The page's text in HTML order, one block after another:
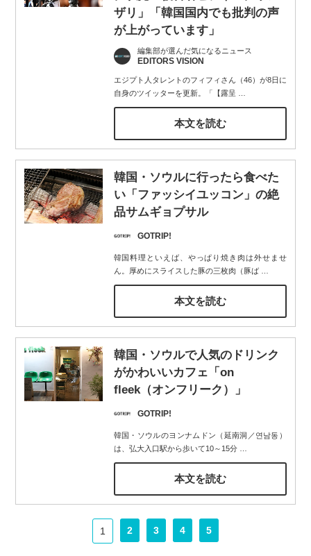
ザリ」「韓国国内でも批判の声
が上がっています」
編集部が選んだ気になるニュース
EDITORS VISION
エジプト人タレントのフィフィさん（46）が8日に
自身のツイッターを更新。「【露呈
本文を読む
韓国・ソウルに行ったら食べた
い「ファッシイユッコン」の絶
品サムギョプサル
GOTRIP!
韓国料理といえば、やっぱり焼き肉は外せませ
ん。厚めにスライスした豚の三枚肉（豚ば…
本文を読む
韓国・ソウルで人気のドリンク
がかわいいカフェ「on
fleek（オンフリーク）」
GOTRIP!
韓国・ソウルのヨンナムドン（延南洞／연남동）
は、弘大入口駅から歩いて10～15分…
本文を読む
1 2 3 4 5